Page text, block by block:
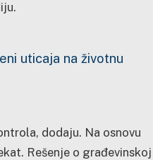
uticaja na životnu
dodaju. Na osnovu
Rešenje o građevinskoj